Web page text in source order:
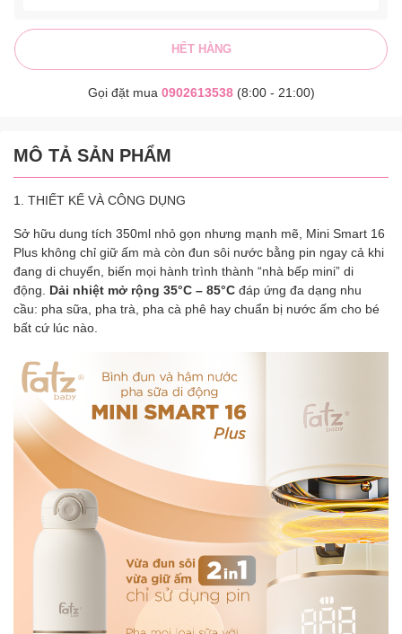
HẾT HÀNG
Gọi đặt mua 0902613538(8:00 - 21:00)
MÔ TẢ SẢN PHẨM
1. THIẾT KẾ VÀ CÔNG DỤNG
Sở hữu dung tích 350ml nhỏ gọn nhưng mạnh mẽ, Mini Smart 16
Plus không chỉ giữ ấm mà còn đun sôi nước bằng pin ngay cả khi
đang di chuyển, biến mọi hành trình thành “nhà bếp mini” di
động. Dải nhiệt mở rộng 35°C – 85°C đáp ứng đa dạng nhu
cầu: pha sữa, pha trà, pha cà phê hay chuẩn bị nước ấm cho bé
bất cứ lúc nào.